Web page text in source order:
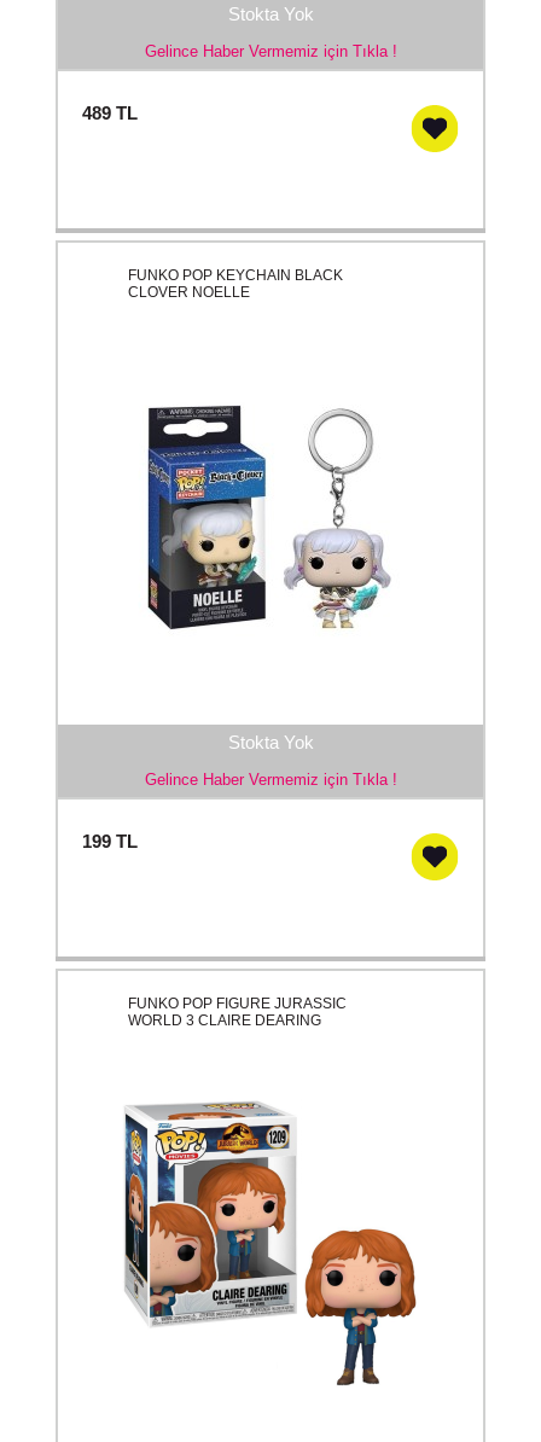
Stokta Yok
Gelince Haber Vermemiz için Tıkla !
489 TL
Stokta Yok
Gelince Haber Vermemiz için Tıkla !
FUNKO POP KEYCHAIN BLACK
CLOVER NOELLE
199 TL
FUNKO POP FIGURE JURASSIC
WORLD 3 CLAIRE DEARING